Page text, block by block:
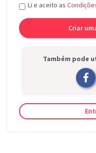
Li e aceito as
Também pode